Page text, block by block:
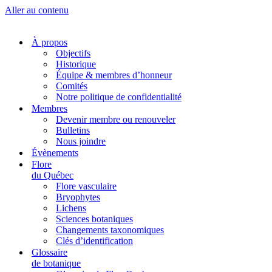
Aller au contenu
À propos
Objectifs
Historique
Équipe & membres d’honneur
Comités
Notre politique de confidentialité
Membres
Devenir membre ou renouveler
Bulletins
Nous joindre
Évènements
Flore
du Québec
Flore vasculaire
Bryophytes
Lichens
Sciences botaniques
Changements taxonomiques
Clés d’identification
Glossaire
de botanique